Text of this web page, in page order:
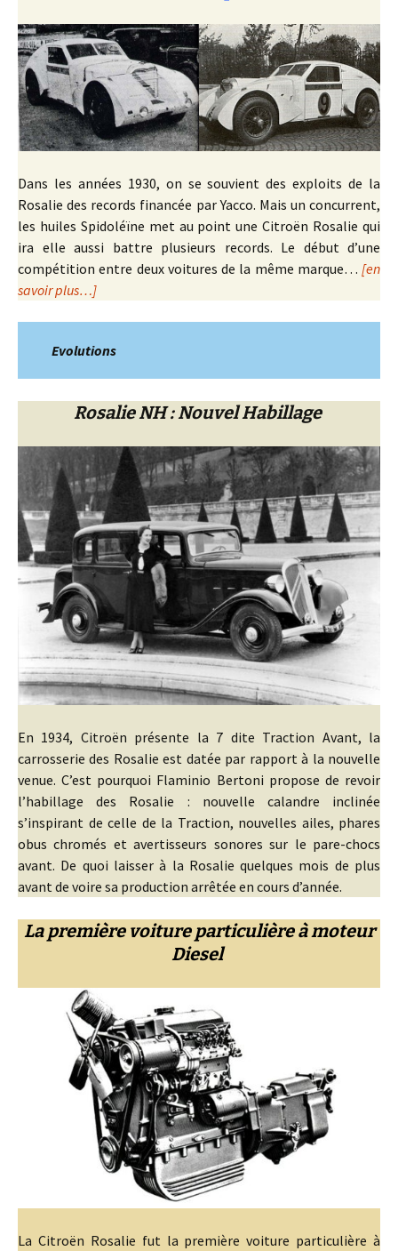
Dans les années 1930, on se souvient des exploits de la
Rosalie des records financée par Yacco. Mais un concurrent,
les huiles Spidoléïne met au point une Citroën Rosalie qui
ira elle aussi battre plusieurs records. Le début d’une
compétition entre deux voitures de la même marque… [en
savoir plus…]
Evolutions
Rosalie NH : Nouvel Habillage
En 1934, Citroën présente la 7 dite Traction Avant, la
carrosserie des Rosalie est datée par rapport à la nouvelle
venue. C’est pourquoi Flaminio Bertoni propose de revoir
l’habillage des Rosalie : nouvelle calandre inclinée
s’inspirant de celle de la Traction, nouvelles ailes, phares
obus chromés et avertisseurs sonores sur le pare-chocs
avant. De quoi laisser à la Rosalie quelques mois de plus
avant de voire sa production arrêtée en cours d’année.
La première voiture particulière à moteur
Diesel
La Citroën Rosalie fut la première voiture particulière à